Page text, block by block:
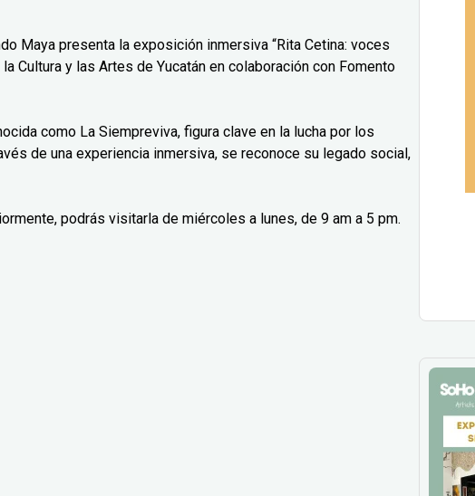
Maya presenta la exposición inmersiva “Rita Cetina: voces
Cultura y las Artes de Yucatán en colaboración con Fomento
como La Siempreviva, figura clave en la lucha por los
de una experiencia inmersiva, se reconoce su legado social,
podrás visitarla de miércoles a lunes, de 9 am a 5 pm.